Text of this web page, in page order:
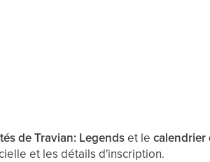
de Travian: Legendset lecalendrier
et les détails d'inscription.